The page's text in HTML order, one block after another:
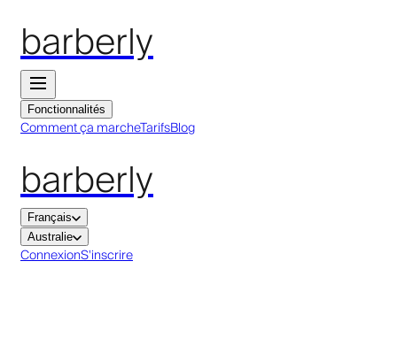
barberly
Fonctionnalités
Comment ça marcheTarifsBlog
barberly
Français
Australie
ConnexionS'inscrire